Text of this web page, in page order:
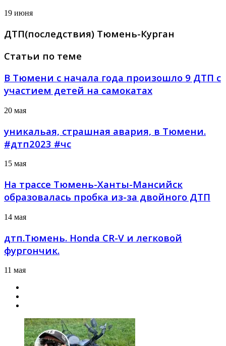
19 июня
ДТП(последствия) Тюмень-Курган
Статьи по теме
В Тюмени с начала года произошло 9 ДТП с
участием детей на самокатах
20 мая
уникальая, страшная авария, в Тюмени.
#дтп2023 #чс
15 мая
На трассе Тюмень-Ханты-Мансийск
образовалась пробка из-за двойного ДТП
14 мая
дтп.Тюмень. Honda CR-V и легковой
фургончик.
11 мая